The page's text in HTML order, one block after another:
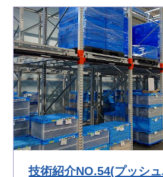
技術紹介NO.54(プッシ